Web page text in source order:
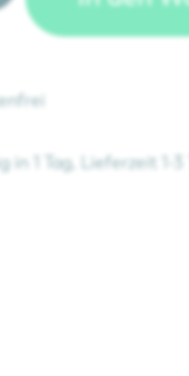
1 Tag, Lieferzeit 1-3